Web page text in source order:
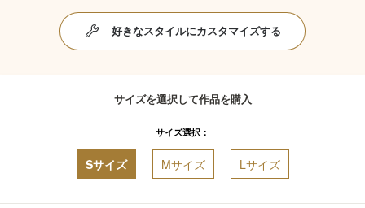
好きなスタイルにカスタマイズする
サイズを選択して作品を購入
サイズ選択：
Sサイズ Mサイズ Lサイズ